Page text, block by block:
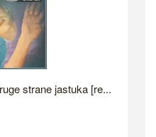
strane jastuka [re...